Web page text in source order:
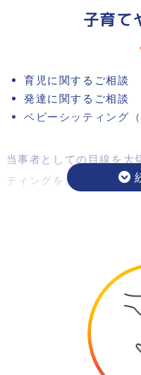
パートナーが出産した子
生前にしっかりと準備を
子育て
育児に関するご相談
発達に関するご相談
ベビーシッティング
当事者としての目線を大
ティングをお受けします